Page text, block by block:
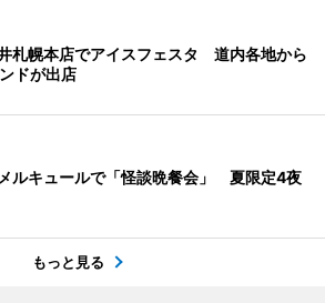
札幌本店でアイスフェスタ 道内各地から
ドが出店
ルキュールで「怪談晩餐会」 夏限定4夜
もっと見る